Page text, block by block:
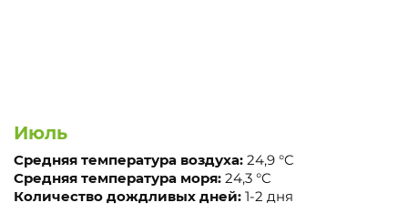
Июль
Средняя температура воздуха: 24,9 °C
Средняя температура моря: 24,3 °C
Количество дождливых дней: 1-2 дня